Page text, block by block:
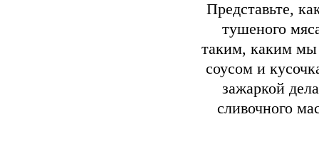
Представьте,
тушеного
таким, каким мы
соусом и
зажаркой
сливочного